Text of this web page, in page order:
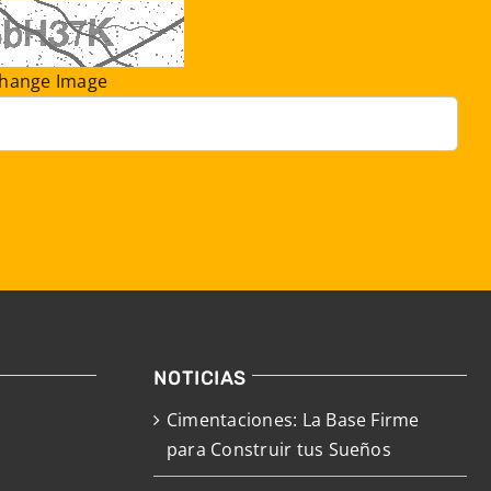
Image
NOTICIAS
Cimentaciones: La Base Firme
para Construir tus Sueños